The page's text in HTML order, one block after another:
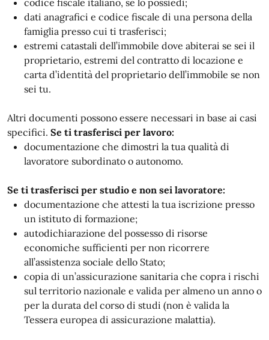
codice fiscale italiano, se lo possiedi;
dati anagrafici e codice fiscale di una persona della
famiglia presso cui ti trasferisci;
estremi catastali dell’immobile dove abiterai se sei il
proprietario, estremi del contratto di locazione e
carta d’identità del proprietario dell’immobile se non
sei tu.
Altri documenti possono essere necessari in base ai casi
specifici. Se ti trasferisci per lavoro:
documentazione che dimostri la tua qualità di
lavoratore subordinato o autonomo.
Se ti trasferisci per studio e non sei lavoratore:
documentazione che attesti la tua iscrizione presso
un istituto di formazione;
autodichiarazione del possesso di risorse
economiche sufficienti per non ricorrere
all’assistenza sociale dello Stato;
copia di un’assicurazione sanitaria che copra i rischi
sul territorio nazionale e valida per almeno un anno o
per la durata del corso di studi (non è valida la
Tessera europea di assicurazione malattia).